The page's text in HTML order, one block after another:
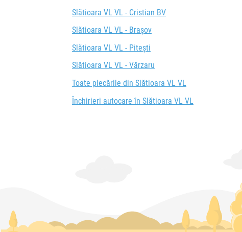
Slătioara VL VL - Cristian BV
Slătioara VL VL - Brașov
Slătioara VL VL - Pitești
Slătioara VL VL - Vărzaru
Toate plecările din Slătioara VL VL
Închirieri autocare în Slătioara VL VL